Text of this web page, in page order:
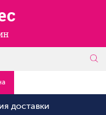
доставки